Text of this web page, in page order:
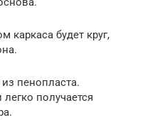
будет круг,
пенопласта.
получается